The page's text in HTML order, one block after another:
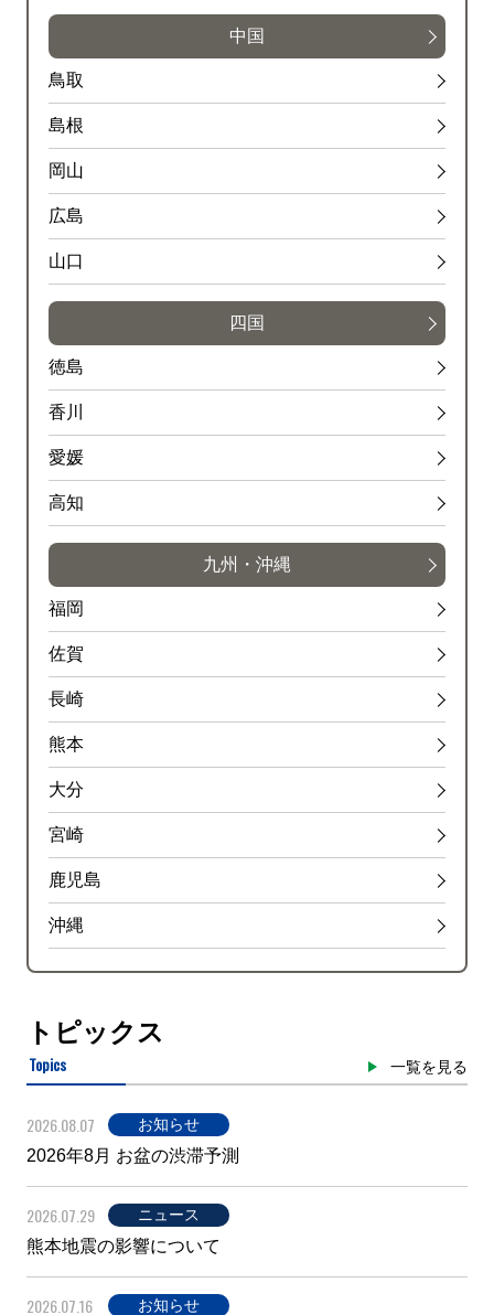
中国
鳥取
島根
岡山
広島
山口
四国
徳島
香川
愛媛
高知
九州・沖縄
福岡
佐賀
長崎
熊本
大分
宮崎
鹿児島
沖縄
トピックス
Topics 一覧を見る
2026.08.07 お知らせ
2026年8月 お盆の渋滞予測
2026.07.29 ニュース
熊本地震の影響について
2026.07.16 お知らせ